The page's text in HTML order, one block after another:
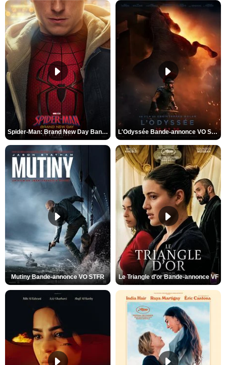
Spider-Man: Brand New Day Bande-annonce VO STFR L'Odyssée Bande-annonce VO STFR
Mutiny Bande-annonce VO STFR Le Triangle d'or Bande-annonce VF